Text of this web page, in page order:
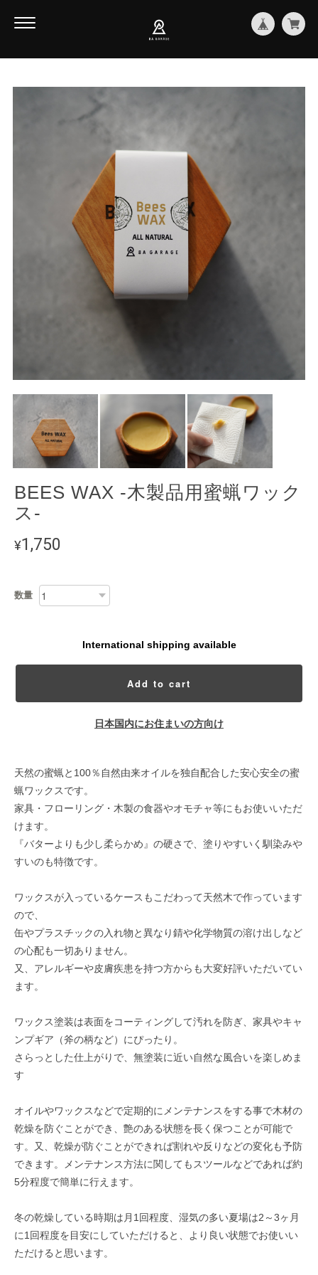
BEES WAX -木製品用蜜蝋ワック
ス-
¥1,750
数量
International shipping available
Add to cart
日本国内にお住まいの方向け
天然の蜜蝋と100％自然由来オイルを独自配合した安心安全の蜜
蝋ワックスです。
家具・フローリング・木製の食器やオモチャ等にもお使いいただ
けます。
『バターよりも少し柔らかめ』の硬さで、塗りやすいく馴染みや
すいのも特徴です。
ワックスが入っているケースもこだわって天然木で作っています
ので、
缶やプラスチックの入れ物と異なり錆や化学物質の溶け出しなど
の心配も一切ありません。
又、アレルギーや皮膚疾患を持つ方からも大変好評いただいてい
ます。
ワックス塗装は表面をコーティングして汚れを防ぎ、家具やキャ
ンプギア（斧の柄など）にぴったり。
さらっとした仕上がりで、無塗装に近い自然な風合いを楽しめま
す
オイルやワックスなどで定期的にメンテナンスをする事で木材の
乾燥を防ぐことができ、艶のある状態を長く保つことが可能で
す。又、乾燥が防ぐことができれば割れや反りなどの変化も予防
できます。メンテナンス方法に関してもスツールなどであれば約
5分程度で簡単に行えます。
冬の乾燥している時期は月1回程度、湿気の多い夏場は2～3ヶ月
に1回程度を目安にしていただけると、より良い状態でお使いい
ただけると思います。